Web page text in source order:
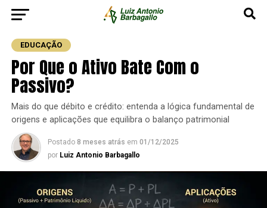
EDUCAÇÃO
Por Que o Ativo Bate Com o
Passivo?
Mais do que débito e crédito: entenda a lógica fundamental de
origens e aplicações que equilibra o balanço patrimonial
Postado 8 meses atrás em 01/12/2025
por Luiz Antonio Barbagallo